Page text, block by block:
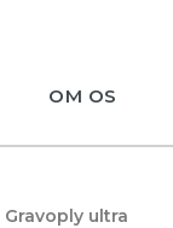
OM OS
Gravoply ultra